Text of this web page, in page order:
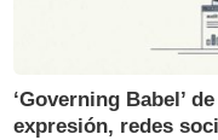
‘Governing Babel’
expresión, redes